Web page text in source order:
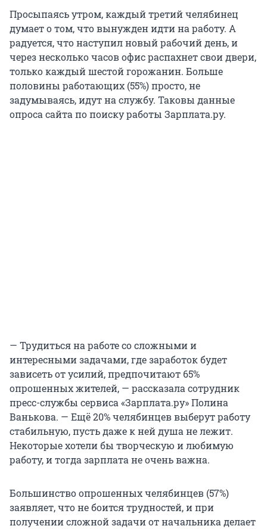
Просыпаясь утром, каждый третий челябинец
думает о том, что вынужден идти на работу. А
радуется, что наступил новый рабочий день, и
через несколько часов офис распахнет свои двери,
только каждый шестой горожанин. Больше
половины работающих (55%) просто, не
задумываясь, идут на службу. Таковы данные
опроса сайта по поиску работы Зарплата.ру.
— Трудиться на работе со сложными и
интересными задачами, где заработок будет
зависеть от усилий, предпочитают 65%
опрошенных жителей, — рассказала сотрудник
пресс-службы сервиса «Зарплата.ру» Полина
Ванькова. — Ещё 20% челябинцев выберут работу
стабильную, пусть даже к ней душа не лежит.
Некоторые хотели бы творческую и любимую
работу, и тогда зарплата не очень важна.
Большинство опрошенных челябинцев (57%)
заявляет, что не боится трудностей, и при
получении сложной задачи от начальника делает